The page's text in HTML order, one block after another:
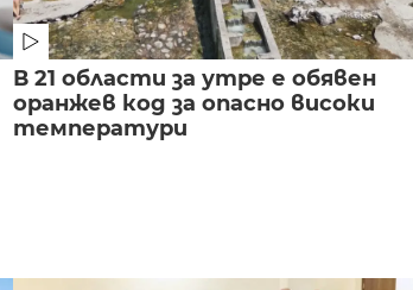
В 21 области за утре е обявен
оранжев код за опасно високи
температури